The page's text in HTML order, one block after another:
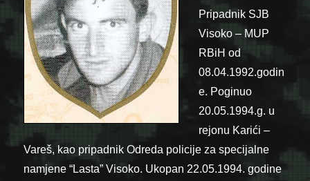
Pripadnik SJB
Visoko – MUP
RBiH od
08.04.1992.godin
e. Poginuo
20.05.1994.g. u
rejonu Karići –
Vareš, kao pripadnik Odreda policije za specijalne
namjene “Lasta” Visoko. Ukopan 22.05.1994. godine